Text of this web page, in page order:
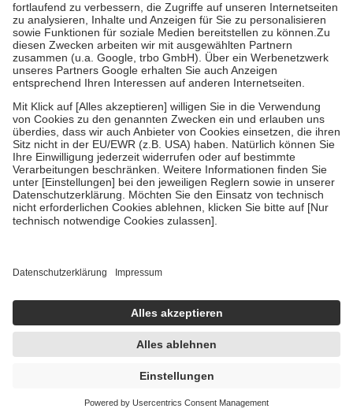
Diese Regeln gelten grundsätzlich auch für Online-Apotheken.
Bei Heilmitteln und häuslicher Krankenpflege beträgt die
Zuzahlung zehn Prozent der Kosten sowie zehn Euro je
Verordnung.
Um das Engagement der Versicherten für ihre eigene Gesundheit zu
stärken und die besondere Stellung der Familie zu unterstützen,
fallenkeine Zuzahlungenan bei:
• Kindern und Jugendlichen bis zum vollendeten 18. Lebensjahr
mit Ausnahme der Fahrkosten
• Untersuchungen zur Vorsorge und Früherkennung, die von der
GKV getragen werden
• empfohlenen Schutzimpfungen
• Harn- und Blutteststreifen
getroffen, um sicherzustellen, dass es sich um echte Bewertungen
https://help.etrusted.com/hc/de/articles/4419944605341
Einige Bilder und Inhalte wurden unter Zuhilfenahme künstlicher